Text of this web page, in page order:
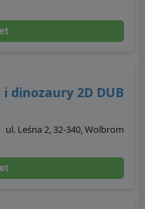
i dinozaury 2D DUB
ul. Leśna 2, 32-340, Wolbrom